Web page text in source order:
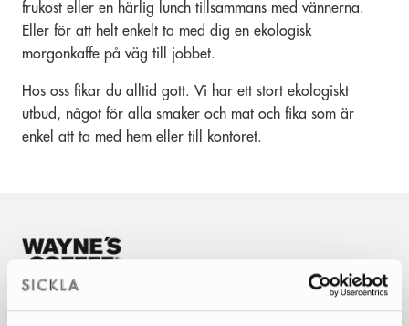
frukost eller en härlig lunch tillsammans med vännerna.
Eller för att helt enkelt ta med dig en ekologisk
morgonkaffe på väg till jobbet.
Hos oss fikar du alltid gott. Vi har ett stort ekologiskt
utbud, något för alla smaker och mat och fika som är
enkel att ta med hem eller till kontoret.